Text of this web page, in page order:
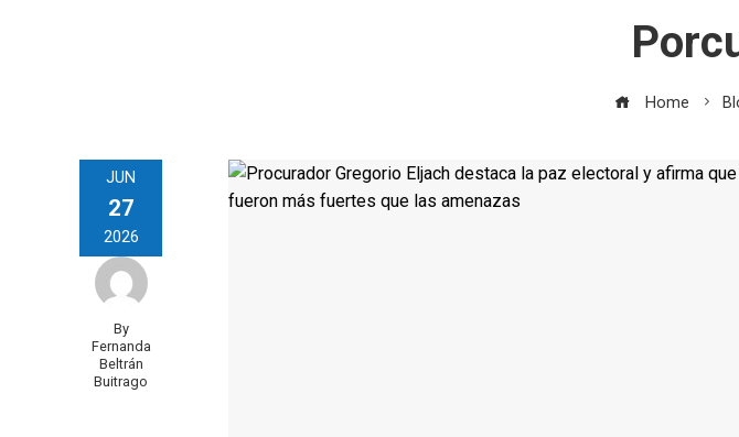
Home
JUN
27
2026
By
Fernanda
Beltrán
Buitrago